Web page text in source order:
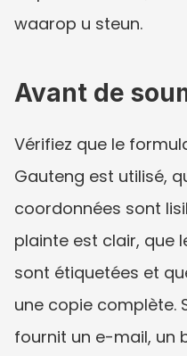
waarop u steun.
Avant de
Vérifiez que le
Gauteng est utilisé,
coordonnées sont
plainte est clair, que
sont étiquetées et
une copie complète.
fournit un e-mail, un